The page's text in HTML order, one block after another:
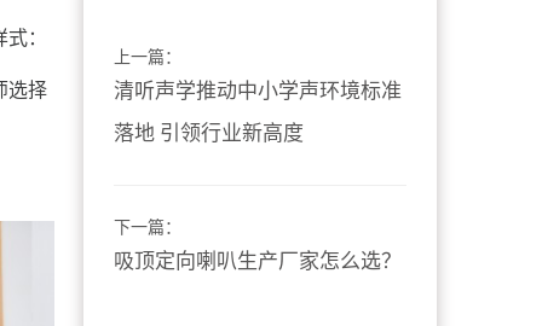
：
选择
上一篇：
清听声学推动中小学声环境标准
落地 引领行业新高度
下一篇：
吸顶定向喇叭生产厂家怎么选？